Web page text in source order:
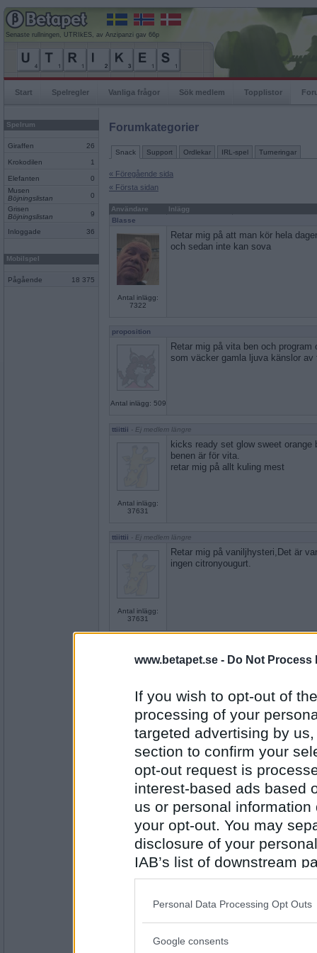
www.betapet.se - Do Not Process
If you wish to opt-out of
processing of your
targeted advertising by
section to confirm your
opt-out request is
interest-based ads based
us or personal
your opt-out. You may
disclosure of your
IAB’s list of downstream
also be disclosed by us
Downstream Participants
Please note that this
Personal Data Processing Opt Outs
Google consents
Senaste rullningen, UTRIkES, av Anzipanzi gav 66p
Start Spelregler Vanliga frågor Sök medlem Topplistor
Spelrum
Giraffen 26
Krokodilen 1
Elefanten
0
Musen
Böjningslistan
0
Grisen
Böjningslistan
9
Inloggade 36
Mobilspel
Pågående 18 375
Forumkategorier
Snack Support Ordlekar IRL-spel Turneringar
« Föregående sida
« Första sidan
Användare
Inlägg
Blasse
Antal inlägg:
7322
Retar mig på att man kör hela
och sedan inte kan sova
proposition
Antal inlägg: 509
Retar mig på vita ben och
som väcker gamla ljuva känslor av
ttiittii - Ej medlem längre
Antal inlägg:
37631
kicks ready set glow sweet orange
benen är för vita.
retar mig på allt kuling mest
ttiittii - Ej medlem längre
Antal inlägg:
37631
Retar mig på vaniljhysteri,Det är
ingen citronyougurt.
Antal inlägg: 127
Retar mig på att grannen inte kan
...och huur länge som helst ......
Antal inlägg:
1877
Att jag inte kom ihåg mitt
jag insåg att jag skrivit fel
Antal inlägg:
Då har du retligt nog varit härifrån